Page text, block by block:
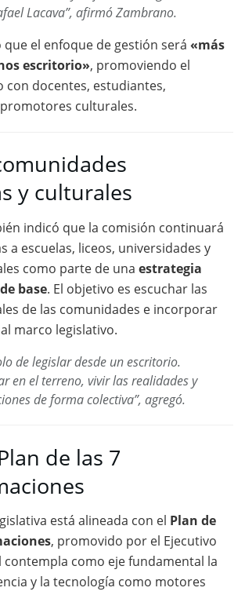
Lacava”, afirmó Zambrano.
el enfoque de gestión será «más
escritorio», promoviendo el
con docentes, estudiantes,
culturales.
y culturales
indicó que la comisión continuará
a escuelas, liceos, universidades y
como parte de una estrategia
base. El objetivo es escuchar las
de las comunidades e incorporar
marco legislativo.
de legislar desde un escritorio.
en el terreno, vivir las realidades y
de forma colectiva”, agregó.
de las 7
está alineada con el Plan de
, promovido por el Ejecutivo
contempla como eje fundamental la
y la tecnología como motores